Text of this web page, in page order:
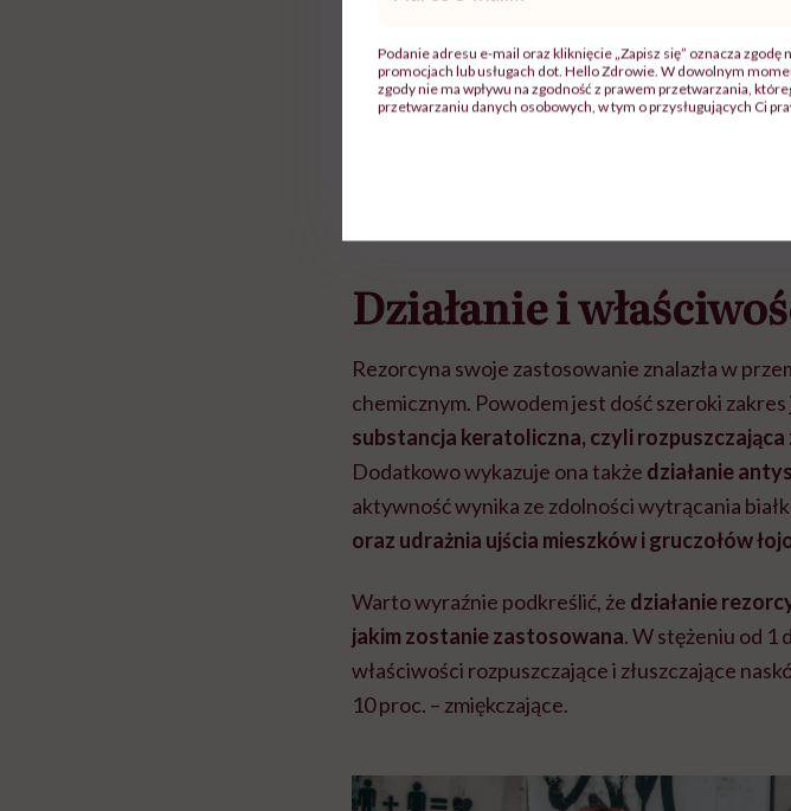
Działanie i
Rezorcyna swoje zastosowanie znalazła w
chemicznym. Powodem jest dość szeroki
substancja keratoliczna, czyli
Dodatkowo wykazuje ona także działanie
aktywność wynika ze zdolności wytrącania
oraz udrażnia ujścia mieszków i gruczołów
Warto wyraźnie podkreślić, że działanie
jakim zostanie zastosowana. W stężeniu od 1
właściwości rozpuszczające i złuszczające
10 proc. – zmiękczające.
mail*
Podanie adresu e-mail oraz kliknięcie „Zapisz się” oznacza
promocjach lub usługach dot. Hello Zdrowie. W dowolnym
zgody nie ma wpływu na zgodność z prawem przetwarzania,
przetwarzaniu danych osobowych, w tym o przysługujących Ci